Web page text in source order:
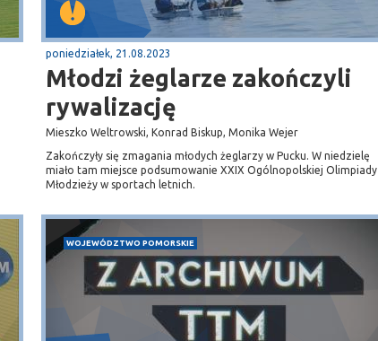
poniedziałek, 21.08.2023
Młodzi żeglarze zakończyli
rywalizację
Mieszko Weltrowski, Konrad Biskup, Monika Wejer
Zakończyły się zmagania młodych żeglarzy w Pucku. W niedzielę
miało tam miejsce podsumowanie XXIX Ogólnopolskiej Olimpiady
Młodzieży w sportach letnich.
WOJEWÓDZTWO POMORSKIE